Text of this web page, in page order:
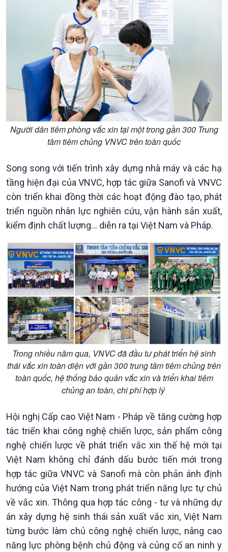
Văn hoá & Du lịch
Tin Văn hoá & Du lịch
Chát với người nổi tiếng
Câu chuyện Thể thao
Multimedia
Ảnh
Video
Infographic
E-Magazine
Góc nhìn VOV1
10 phút Sự kiện - Luận bàn
Câu chuyện thời sự
Dòng chảy sự kiện
Đối thoại
Diễn đàn chủ nhật
Chuyện đêm
Người dân tiêm phòng vắc xin tại một trong gần 300 Trung
tâm tiêm chủng VNVC trên toàn quốc
Song song với tiến trình xây dựng nhà máy và các hạ
tầng hiện đại của VNVC, hợp tác giữa Sanofi và VNVC
còn triển khai đồng thời các hoạt động đào tạo, phát
triển nguồn nhân lực nghiên cứu, vận hành sản xuất,
kiểm định chất lượng… diễn ra tại Việt Nam và Pháp.
Trong nhiều năm qua, VNVC đã đầu tư phát triển hệ sinh
thái vắc xin toàn diện với gần 300 trung tâm tiêm chủng trên
toàn quốc, hệ thống bảo quản vắc xin và triển khai tiêm
chủng an toàn, chi phí hợp lý
Hội nghị Cấp cao Việt Nam - Pháp về tăng cường hợp
tác triển khai công nghệ chiến lược, sản phẩm công
nghệ chiến lược về phát triển vắc xin thế hệ mới tại
Việt Nam không chỉ đánh dấu bước tiến mới trong
hợp tác giữa VNVC và Sanofi mà còn phản ánh định
hướng của Việt Nam trong phát triển năng lực tự chủ
về vắc xin. Thông qua hợp tác công - tư và những dự
án xây dựng hệ sinh thái sản xuất vắc xin, Việt Nam
từng bước làm chủ công nghệ chiến lược, nâng cao
năng lực phòng bệnh chủ động và củng cố an ninh y